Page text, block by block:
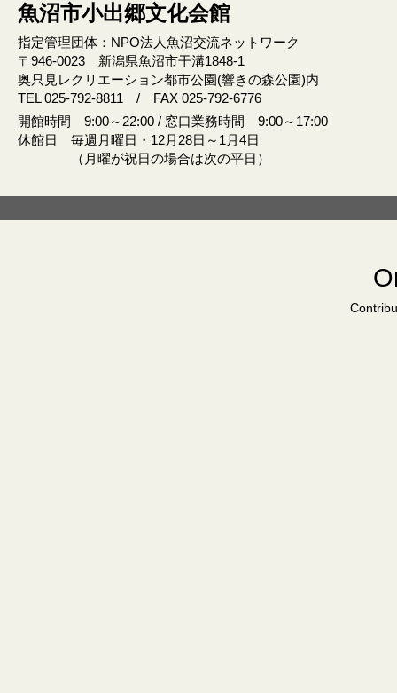
魚沼市小出郷文化会館
指定管理団体：NPO法人魚沼交流ネットワーク
〒946‐0023 新潟県魚沼市干溝1848‐1
奥只見レクリエーション都市公園(響きの森公園)内
TEL 025-792-8811 / FAX 025-792-6776
開館時間 9:00～22:00 / 窓口業務時間 9:00～17:00
休館日 毎週月曜日・12月28日～1月4日
（月曜が祝日の場合は次の平日）